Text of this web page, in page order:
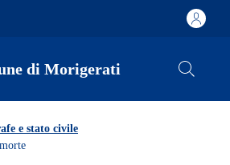
di Morigerati
e stato civile